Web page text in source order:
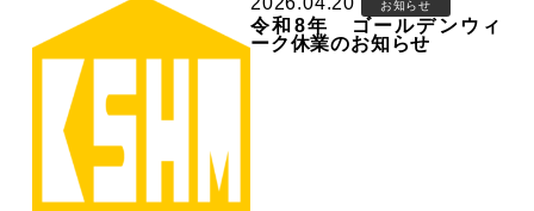
お知らせ
令和8年 ゴールデンウィ
ーク休業のお知らせ